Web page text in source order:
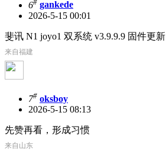
6
gankede
2026-5-15 00:01
斐讯 N1 joyo1 双系统 v3.9.9.9 固件更新
来自福建
7# oksboy
2026-5-15 08:13
先赞再看，形成习惯
来自山东